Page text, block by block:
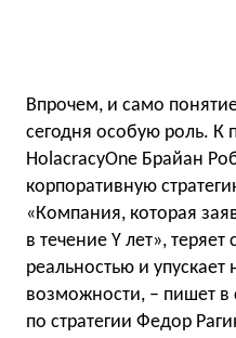
Впрочем, и само
сегодня особую роль. К
HolacracyOne Брайан
корпоративную
«Компания, которая
в течение Y лет»,
реальностью и
возможности, – пишет в
по стратегии Федор